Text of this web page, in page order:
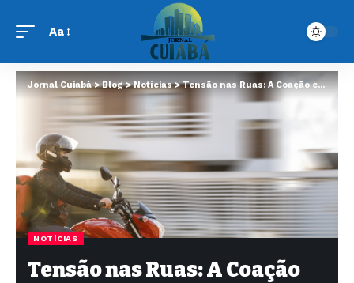
Aa
Jornal Cuiabá>Blog>Notícias>Tensão nas Ruas: A Coação contra Motoboys em Cuiabá
NOTÍCIAS
Tensão nas Ruas: A Coação